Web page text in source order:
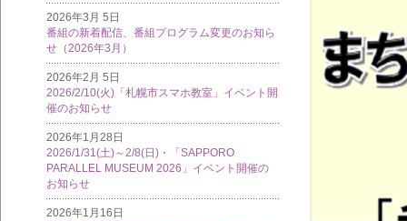
2026年3月 5日
番組の新着配信、番組プログラム変更のお知ら
せ（2026年3月）
2026年2月 5日
2026/2/10(火)「札幌市スマホ教室」イベント開
催のお知らせ
2026年1月28日
2026/1/31(土)～2/8(日)・「SAPPORO
PARALLEL MUSEUM 2026」イベント開催の
お知らせ
2026年1月16日